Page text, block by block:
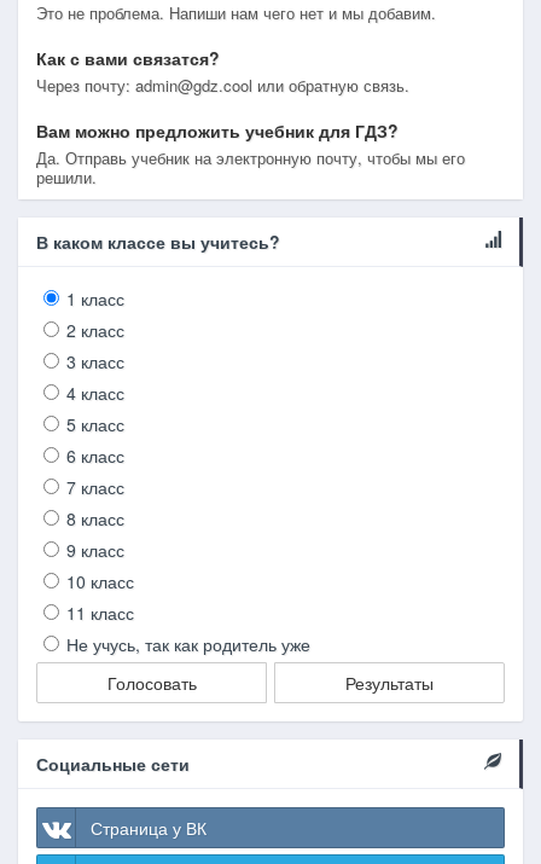
Это не проблема. Напиши нам чего нет и мы добавим.
Как с вами связатся?
Через почту: admin@gdz.cool или обратную связь.
Вам можно предложить учебник для ГДЗ?
Да. Отправь учебник на электронную почту, чтобы мы его
решили.
В каком классе вы учитесь?
1 класс
2 класс
3 класс
4 класс
5 класс
6 класс
7 класс
8 класс
9 класс
10 класс
11 класс
Не учусь, так как родитель уже
Голосовать
Результаты
Социальные сети
Страница у ВК